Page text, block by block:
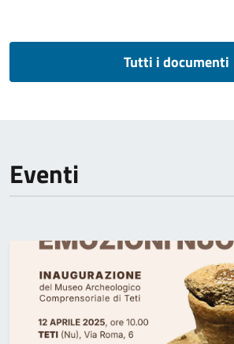
Tutti i documenti
Eventi